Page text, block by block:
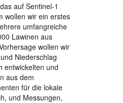
auf Sentinel-1
wollen wir ein erstes
umfangreiche
Lawinen aus
wollen wir
Niederschlag
entwickelten und
aus dem
für die lokale
und Messungen,